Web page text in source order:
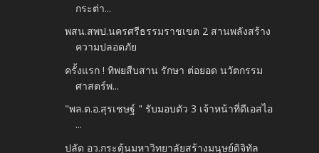
กระต่า...
พสน.สพป.นครศรีธรรมราชเขต 2 สานพลังสร้าง
ความปลอดภัย
ครั้งแรก ! ทิพยสืบสาน รักษา ต่อยอด นวัตกรรม
ศาสตร์พ...
"พล.ต.อ.สุรเชษฐ์ " รับมอบตัว 3 เจ้าหน้าที่ดีเอสไอ
...
ปลัด อว.กระตุ้นมหาวิทยาลัยสร้างมนุษย์ดิจิทัล